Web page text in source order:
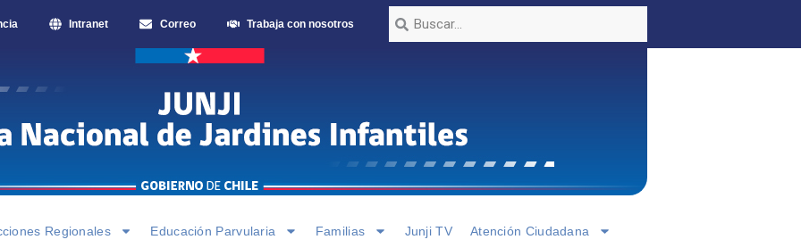
Intranet Correo Trabaja con nosotros
Regionales Educación Parvularia Familias Junji TV Atención Ciudadana